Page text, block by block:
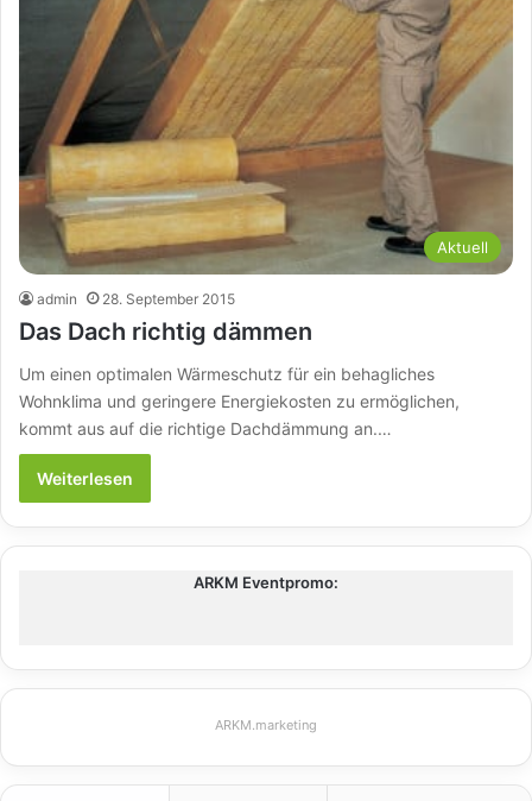
Aktuell
admin 28. September 2015
Das Dach richtig dämmen
Um einen optimalen Wärmeschutz für ein behagliches
Wohnklima und geringere Energiekosten zu ermöglichen,
kommt aus auf die richtige Dachdämmung an.…
Weiterlesen
ARKM Eventpromo:
ARKM.marketing